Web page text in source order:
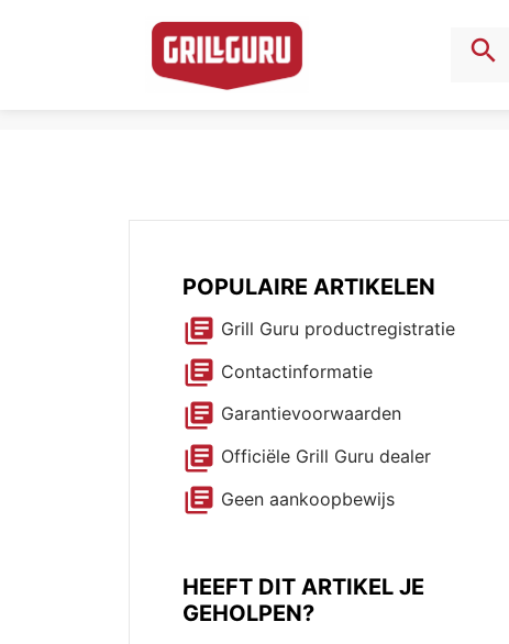
search
POPULAIRE ARTIKELEN
library_books Grill Guru productregistratie
library_books Contactinformatie
library_books Garantievoorwaarden
library_books Officiële Grill Guru dealer
library_books Geen aankoopbewijs
HEEFT DIT ARTIKEL JE
GEHOLPEN?